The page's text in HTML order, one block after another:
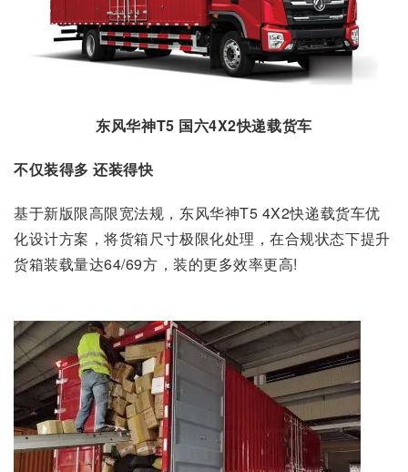
东风华神T5 国六4X2快递载货车
不仅装得多 还装得快
基于新版限高限宽法规，东风华神T5 4X2快递载货车优
化设计方案，将货箱尺寸极限化处理，在合规状态下提升
货箱装载量达64/69方，装的更多效率更高!